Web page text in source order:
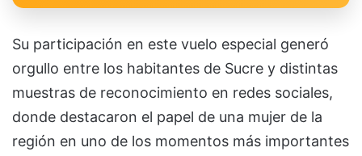
Su participación en este vuelo especial generó
orgullo entre los habitantes de Sucre y distintas
muestras de reconocimiento en redes sociales,
donde destacaron el papel de una mujer de la
región en uno de los momentos más importantes